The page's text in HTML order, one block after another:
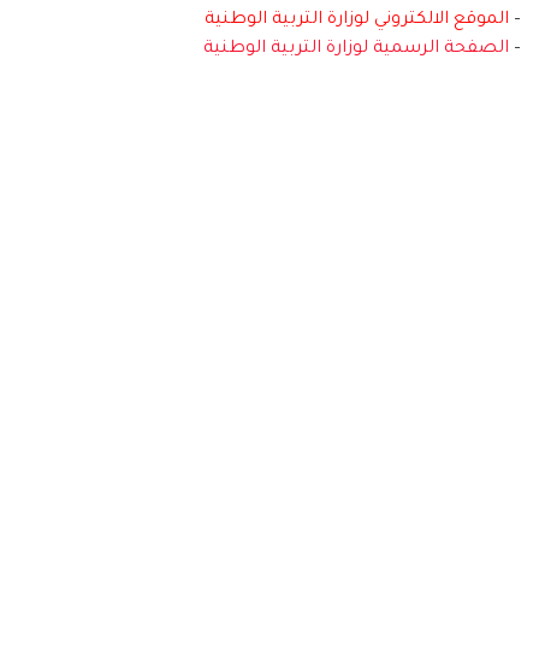
– الموقع الالكتروني لوزارة التربية الوطنية
– الصفحة الرسمية لوزارة التربية الوطنية